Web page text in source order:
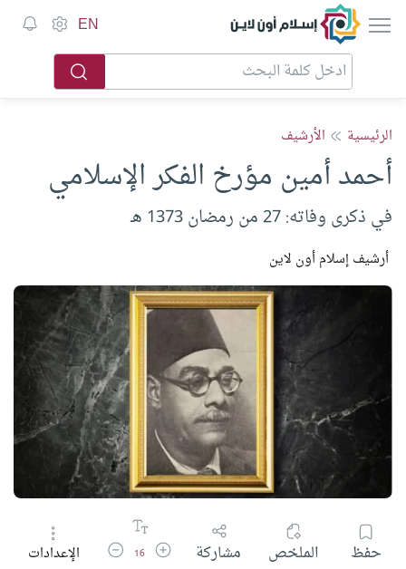
إسلام أون لاين EN
الرئيسية الأرشيف
أحمد أمين مؤرخ الفكر الإسلامي
في ذكرى وفاته: 27 من رمضان 1373 هـ
أرشيف إسلام أون لاين
حفظ الملخص مشاركة زيادة حجم الخط
16 تقليل حجم الخط
الإعدادات